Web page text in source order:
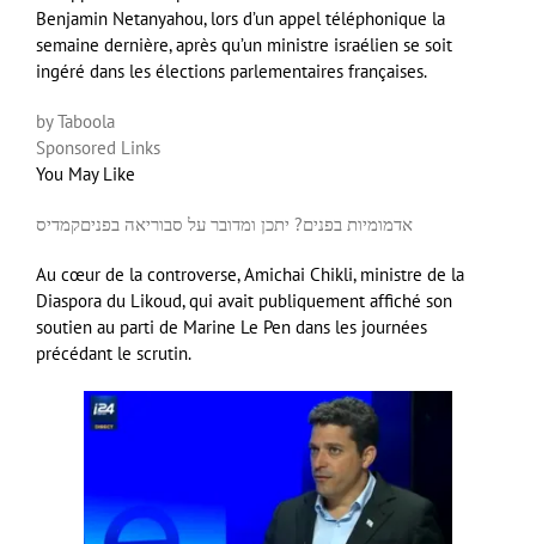
Benjamin Netanyahou, lors d’un appel téléphonique la
semaine dernière, après qu’un ministre israélien se soit
ingéré dans les élections parlementaires françaises.
by Taboola
Sponsored Links
You May Like
אדמומיות בפנים? יתכן ומדובר על סבוריאה בפניםקמדיס
Au cœur de la controverse, Amichai Chikli, ministre de la
Diaspora du Likoud, qui avait publiquement affiché son
soutien au parti de Marine Le Pen dans les journées
précédant le scrutin.